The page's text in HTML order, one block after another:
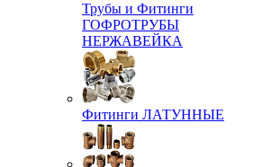
Трубы и Фитинги
ГОФРОТРУБЫ
НЕРЖАВЕЙКА
Фитинги ЛАТУННЫЕ